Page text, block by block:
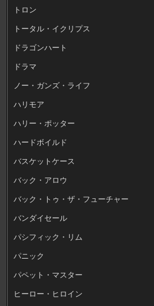
トロン
トータル・イクリプス
ドラゴンハート
ドラマ
ノー・ガンズ・ライフ
ハリモア
ハリー・ポッター
ハードボイルド
バスケットケース
バック・アロウ
バック・トゥ・ザ・フューチャー
バンダイセール
パシフィック・リム
パニック
パペット・マスター
ヒーロー・ヒロイン